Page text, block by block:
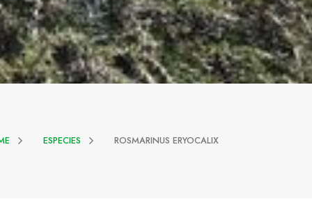
ESPECIES ROSMARINUS ERYOCALIX